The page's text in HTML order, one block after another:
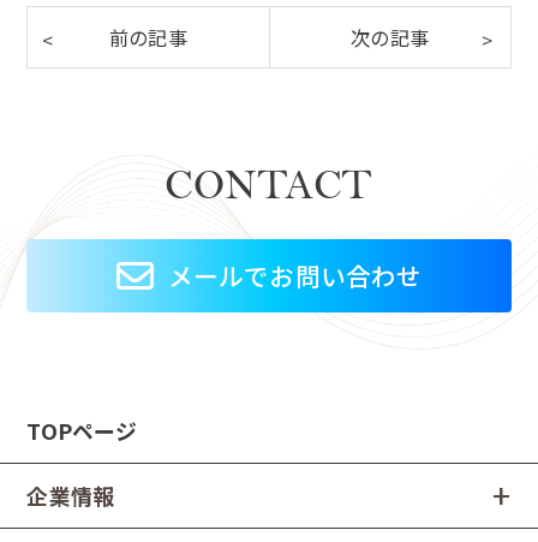
CONTACT
メールでお問い合わせ
TOPページ
企業情報